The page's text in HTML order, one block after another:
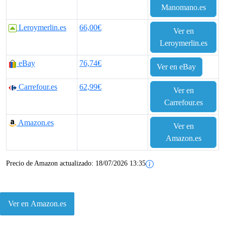
Manomano.es
Leroymerlin.es 66,00€
Ver en
Leroymerlin.es
eBay 76,74€ Ver en eBay
Carrefour.es 62,99€
Ver en
Carrefour.es
Amazon.es
Ver en
Amazon.es
Precio de Amazon actualizado: 18/07/2026 13:35
Ver en Amazon.es